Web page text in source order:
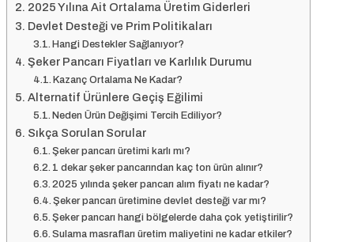
2025 Yılına Ait Ortalama Üretim Giderleri
Devlet Desteği ve Prim Politikaları
Hangi Destekler Sağlanıyor?
Şeker Pancarı Fiyatları ve Karlılık Durumu
Kazanç Ortalama Ne Kadar?
Alternatif Ürünlere Geçiş Eğilimi
Neden Ürün Değişimi Tercih Ediliyor?
Sıkça Sorulan Sorular
Şeker pancarı üretimi karlı mı?
1 dekar şeker pancarından kaç ton ürün alınır?
2025 yılında şeker pancarı alım fiyatı ne kadar?
Şeker pancarı üretimine devlet desteği var mı?
Şeker pancarı hangi bölgelerde daha çok yetiştirilir?
Sulama masrafları üretim maliyetini ne kadar etkiler?